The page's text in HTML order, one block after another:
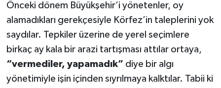
Önceki dönem Büyükşehir’i yönetenler, oy
alamadıkları gerekçesiyle Körfez’in taleplerini yok
saydılar. Tepkiler üzerine de yerel seçimlere
birkaç ay kala bir arazi tartışması attılar ortaya,
“vermediler, yapamadık” diye bir algı
yönetimiyle işin içinden sıyrılmaya kalktılar. Tabii ki